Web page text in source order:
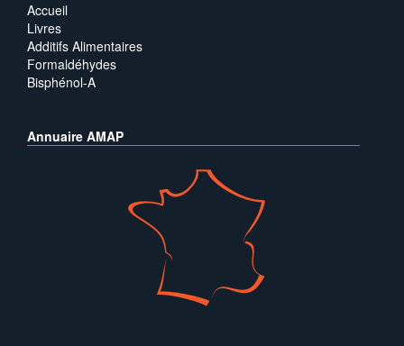
Accueil
Livres
Additifs Alimentaires
Formaldéhydes
Bisphénol-A
Annuaire AMAP